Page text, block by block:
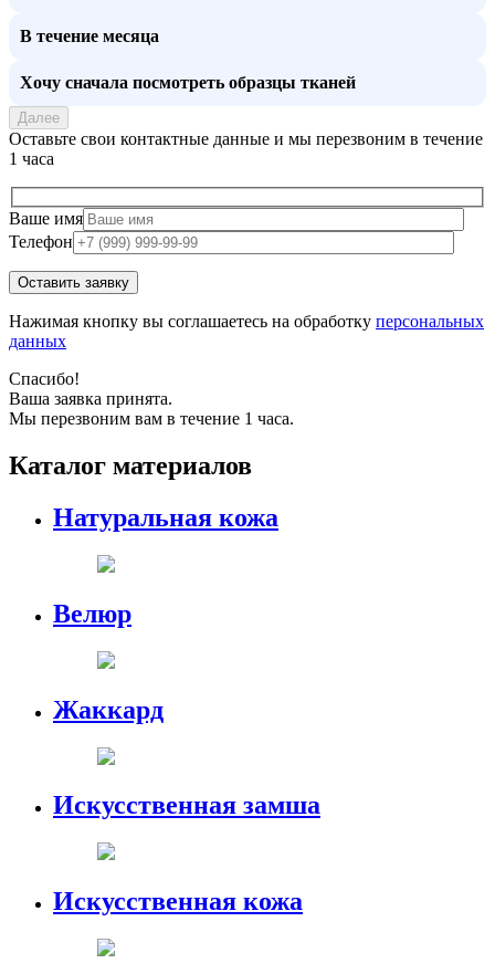
В течение месяца
Хочу сначала посмотреть образцы тканей
Далее
Оставьте свои контактные данные и мы перезвоним в течение
1 часа
Ваше имя
Телефон
Нажимая кнопку вы соглашаетесь на обработку персональных
данных
Спасибо!
Ваша заявка принята.
Мы перезвоним вам в течение 1 часа.
Каталог материалов
Натуральная кожа
Велюр
Жаккард
Искусственная замша
Искусственная кожа